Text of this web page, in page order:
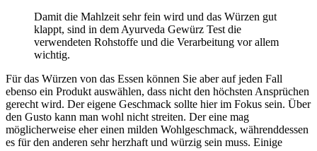
Damit die Mahlzeit sehr fein wird und das Würzen gut
klappt, sind in dem Ayurveda Gewürz Test die
verwendeten Rohstoffe und die Verarbeitung vor allem
wichtig.
Für das Würzen von das Essen können Sie aber auf jeden Fall
ebenso ein Produkt auswählen, dass nicht den höchsten Ansprüchen
gerecht wird. Der eigene Geschmack sollte hier im Fokus sein. Über
den Gusto kann man wohl nicht streiten. Der eine mag
möglicherweise eher einen milden Wohlgeschmack, währenddessen
es für den anderen sehr herzhaft und würzig sein muss. Einige